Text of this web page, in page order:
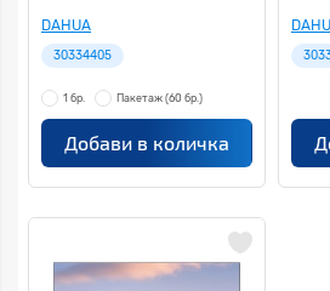
DAHUA
30334405
1 бр. Пакетаж (60 бр.)
Добави в количка